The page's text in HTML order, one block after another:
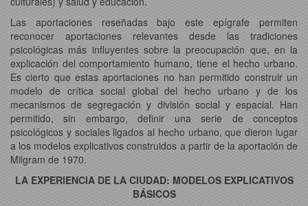
Las aportaciones reseñadas bajo este epígrafe permiten
reconocer aportaciones relevantes desde las tradiciones
psicológicas más influyentes sobre la preocupación que, en la
explicación del comportamiento humano, tiene el hecho urbano.
Es cierto que estas aportaciones no han permitido construir un
modelo de crítica social global del hecho urbano y de los
mecanismos de segregación y división social y espacial. Han
permitido, sin embargo, definir una serie de conceptos
psicológicos y sociales ligados al hecho urbano, que dieron lugar
a los modelos explicativos construidos a partir de la aportación de
Milgram de 1970.
LA EXPERIENCIA DE LA CIUDAD: MODELOS EXPLICATIVOS
BÁSICOS